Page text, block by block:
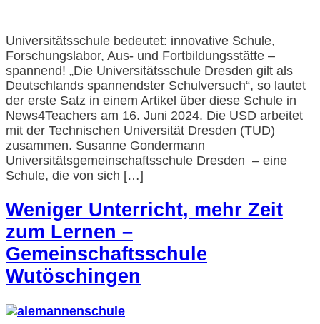
Universitätsschule bedeutet: innovative Schule,
Forschungslabor, Aus- und Fortbildungsstätte –
spannend! „Die Universitätsschule Dresden gilt als
Deutschlands spannendster Schulversuch“, so lautet
der erste Satz in einem Artikel über diese Schule in
News4Teachers am 16. Juni 2024. Die USD arbeitet
mit der Technischen Universität Dresden (TUD)
zusammen. Susanne Gondermann
Universitätsgemeinschaftsschule Dresden – eine
Schule, die von sich […]
Weniger Unterricht, mehr Zeit
zum Lernen –
Gemeinschaftsschule
Wutöschingen